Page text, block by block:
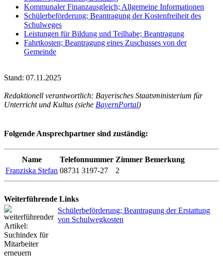
Kommunaler Finanzausgleich; Allgemeine Informationen
Schülerbeförderung; Beantragung der Kostenfreiheit des
Schulweges
Leistungen für Bildung und Teilhabe; Beantragung
Fahrtkosten; Beantragung eines Zuschusses von der
Gemeinde
Stand: 07.11.2025
Redaktionell verantwortlich: Bayerisches Staatsministerium für
Unterricht und Kultus (siehe BayernPortal)
Folgende Ansprechpartner sind zuständig:
Name Telefonnummer Zimmer Bemerkung
Franziska Stefan 08731 3197-27 2
Weiterführende Links
Schülerbeförderung; Beantragung der Erstattung
von Schulwegkosten